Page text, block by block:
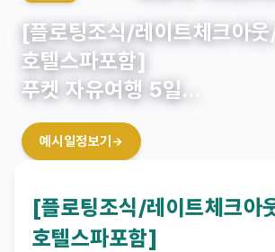
Beach
[플로팅조식/레이트체크아
호텔스파포함]
푸켓 자유여행 5일…
예시일정보기 →
[플로팅조식/레이트체크아
호텔스파포함]